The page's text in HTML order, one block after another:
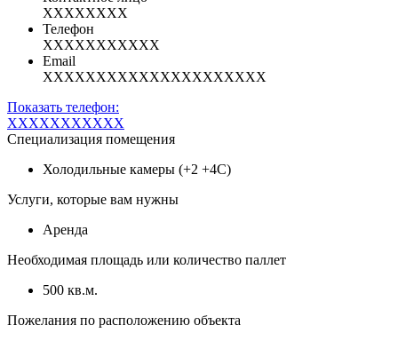
XXXXXXXX
Телефон
XXXXXXXXXXX
Email
XXXXXXXXXXXXXXXXXXXXX
Показать телефон:
XXXXXXXXXXX
Специализация помещения
Холодильные камеры (+2 +4С)
Услуги, которые вам нужны
Аренда
Необходимая площадь или количество паллет
500 кв.м.
Пожелания по расположению объекта